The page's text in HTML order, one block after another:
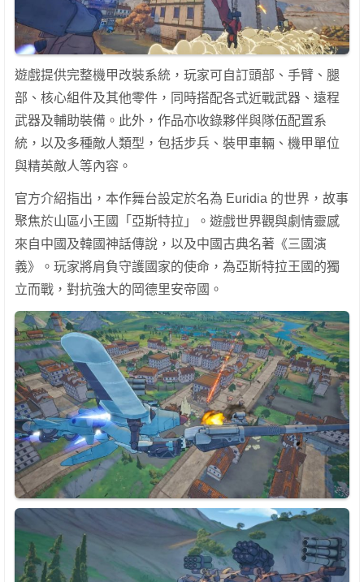
遊戲提供完整機甲改裝系統，玩家可自訂頭部、手臂、腿
部、核心組件及其他零件，同時搭配各式近戰武器、遠程
武器及輔助裝備。此外，作品亦收錄夥伴與隊伍配置系
統，以及多種敵人類型，包括步兵、裝甲車輛、機甲單位
與精英敵人等內容。
官方介紹指出，本作舞台設定於名為 Euridia 的世界，故事
聚焦於山區小王國「亞斯特拉」。遊戲世界觀與劇情靈感
來自中國及韓國神話傳說，以及中國古典名著《三國演
義》。玩家將肩負守護國家的使命，為亞斯特拉王國的獨
立而戰，對抗強大的岡德里安帝國。